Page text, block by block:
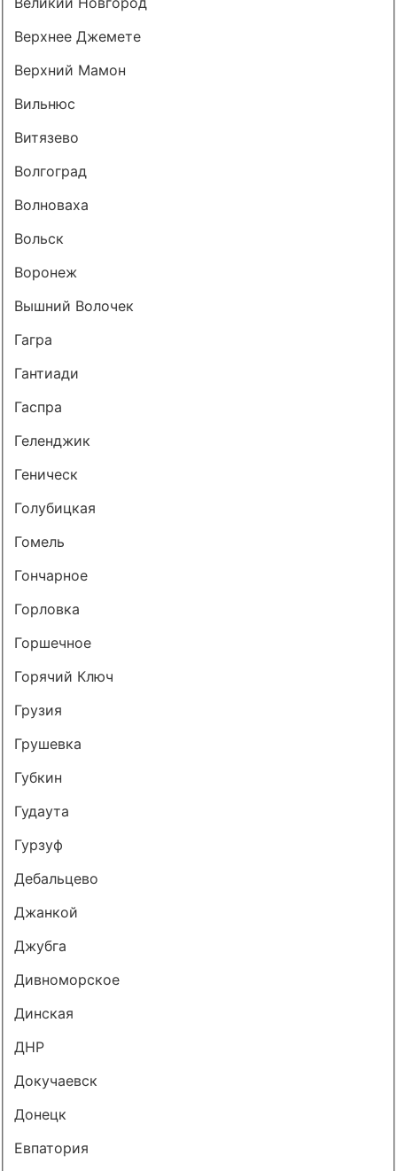
Верхнее Джемете
Верхний Мамон
Вильнюс
Витязево
Волгоград
Волноваха
Вольск
Воронеж
Вышний Волочек
Гагра
Гантиади
Гаспра
Геленджик
Геническ
Голубицкая
Гомель
Гончарное
Горловка
Горшечное
Горячий Ключ
Грузия
Грушевка
Губкин
Гудаута
Гурзуф
Дебальцево
Джанкой
Джубга
Дивноморское
Динская
ДНР
Докучаевск
Донецк
Евпатория